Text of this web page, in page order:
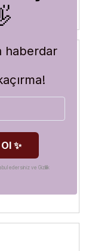
çok şık
kargolama
haberdar
✨
edersiniz ve Gizlilik